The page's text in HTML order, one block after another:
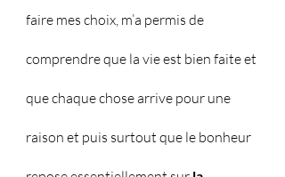
faire mes choix, m’a permis de
comprendre que la vie est bien faite et
que chaque chose arrive pour une
raison et puis surtout que le bonheur